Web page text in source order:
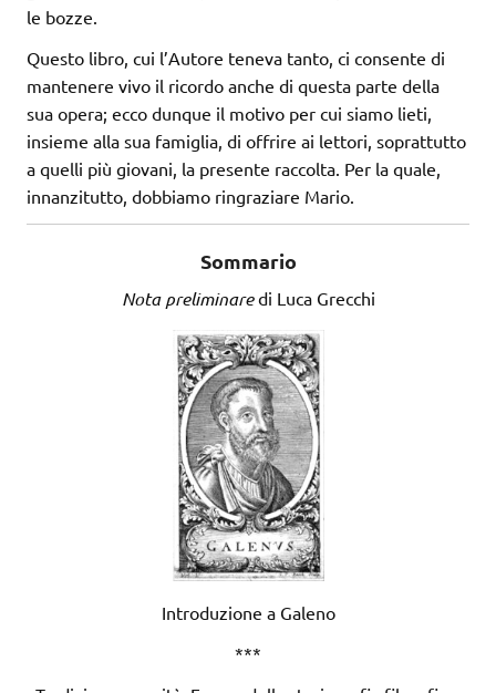
le bozze.
Questo libro, cui l’Autore teneva tanto, ci consente di
mantenere vivo il ricordo anche di questa parte della
sua opera; ecco dunque il motivo per cui siamo lieti,
insieme alla sua famiglia, di offrire ai lettori, soprattutto
a quelli più giovani, la presente raccolta. Per la quale,
innanzitutto, dobbiamo ringraziare Mario.
Sommario
Nota preliminaredi Luca Grecchi
Introduzione a Galeno
***